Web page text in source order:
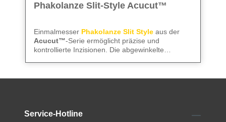
Phakolanze Slit-Style Acucut™
Einmalmesser Phakolanze Slit Style aus der
Acucut™-Serie ermöglicht präzise und
kontrollierte Inzisionen. Die abgewinkelte
präzise Dimensionierung garantiert saubere,
Service-Hotline